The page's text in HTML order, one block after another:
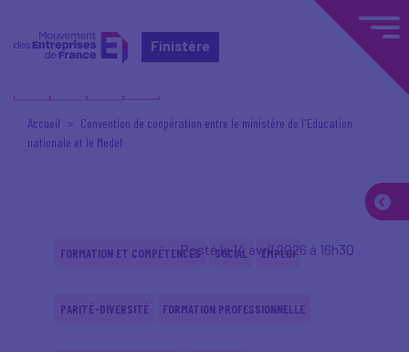
Finistère
Accueil
Convention de coopération entre le ministère de l'Education
nationale et le Medef
Posté le 14 avril 2026 à 16h30
FORMATION ET COMPÉTENCES SOCIAL EMPLOI
PARITÉ-DIVERSITÉ FORMATION PROFESSIONNELLE